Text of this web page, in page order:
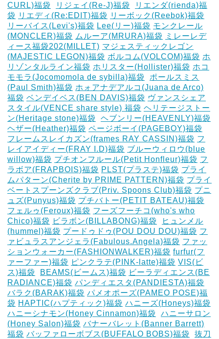
CURL)福袋
リジェイ(Re-J)福袋
リエンダ(rienda)福
袋 リエディ(Re:EDIT)福袋 リーボック(Reebok)福袋
リーバイス(Levi's)福袋 Lee(リー)福袋 モンクレール
(MONCLER)福袋 ムルーア(MRURA)福袋
ミレーレデ
ィース福袋202(MILLET) マジェスティックレゴン
(MAJESTIC LEGON)福袋 ボルコム(VOLCOM)福袋 ホ
リゾンタルライン福袋 ホリスター(Hollister)福袋 ホコ
モモラ(Jocomomola de sybilla)福袋
ポールスミス
(Paul Smith)福袋 ホォアナデアルコ(Juana de Arco)
福袋 ベンデイベス(BEN DAVIS)福袋 ヴァンスシェア
スタイル(VENCE share style) 福袋 ヘリテージストー
ン(Heritage stone)福袋
ヘブンリー(HEAVENLY)福袋
ヘザー(Heather)福袋 ページボーイ(PAGEBOY)福袋
フレームスレイカズン(frames RAY CASSIN)福袋 フ
レイアイディー(FRAY I.D)福袋 ブルーウィロウ(blue
willow)福袋 プチオンフルール(Petit Honfleur)福袋 フ
ラボア(FRAPBOIS)福袋 PLST(プラステ)福袋 プライ
ムパターン(Cherite by PRIME PATTERN)福袋 プライ
ベートスプーンズクラブ(Priv. Spoons Club)福袋 プニ
ュズ(Punyus)福袋 プチバトー(PETIT BATEAU)福袋
フェルゥ(Feroux)福袋 フーズフーチコ(who's who
Chico)福袋 ビラボン(BILLABONG)福袋
ヒュンメル
(hummel)福袋 プードゥドゥ(POU DOU DOU)福袋 フ
ァビュラスアンジェラ(Fabulous.Angela)福袋 ファッ
ションウォーカー(FASHIONWALKER)福袋 furfur(フ
ァーファー)福袋 ピンクラテ(PINK-latte)福袋 VIS(ビ
ス)福袋
BEAMS(ビームス)福袋 ビーラディエンス(BE
RADIANCE)福袋 パンディエスタ(PANDIESTA)福袋
バラク(BARAK)福袋 パメオポーズ(PAMEO POSE)福
袋 HAPTIC(ハプティック)福袋 ハニーズ(Honeys)福袋
ハニーシナモン(Honey Cinnamon)福袋
ハニーサロン
(Honey Salon)福袋 バナーバレット(Banner Barrett)
福袋 バッファローボブス(BUFFALO BOBS)福袋
抜刀